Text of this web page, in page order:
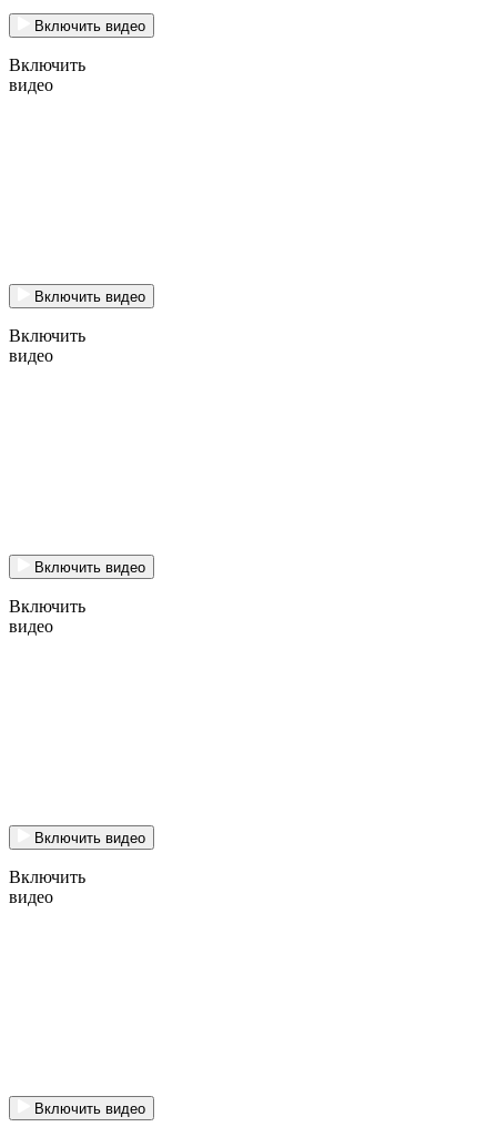
Включить видео
Включить
видео
Включить видео
Включить
видео
Включить видео
Включить
видео
Включить видео
Включить
видео
Включить видео